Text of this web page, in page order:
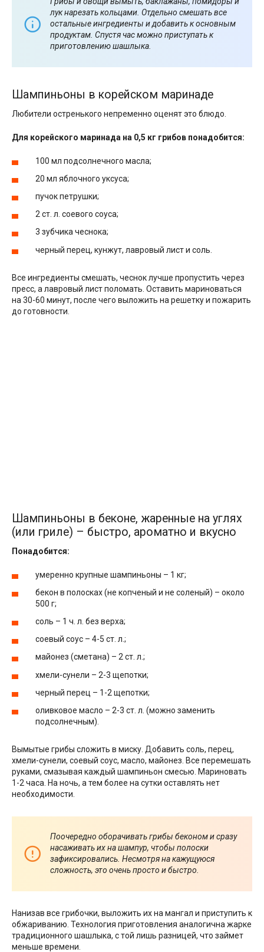
лук нарезать кольцами. Отдельно смешать все
остальные ингредиенты и добавить к основным
продуктам. Спустя час можно приступать к
приготовлению шашлыка.
Шампиньоны в корейском маринаде
Любители остренького непременно оценят это блюдо.
Для корейского маринада на 0,5 кг грибов понадобится:
100 мл подсолнечного масла;
20 мл яблочного уксуса;
пучок петрушки;
2 ст. л. соевого соуса;
3 зубчика чеснока;
черный перец, кунжут, лавровый лист и соль.
Все ингредиенты смешать, чеснок лучше пропустить через
пресс, а лавровый лист поломать. Оставить мариноваться
на 30-60 минут, после чего выложить на решетку и пожарить
до готовности.
Шампиньоны в беконе, жаренные на углях
(или гриле) – быстро, ароматно и вкусно
Понадобится:
умеренно крупные шампиньоны – 1 кг;
бекон в полосках (не копченый и не соленый) – около
500 г;
соль – 1 ч. л. без верха;
соевый соус – 4-5 ст. л.;
майонез (сметана) – 2 ст. л.;
хмели-сунели – 2-3 щепотки;
черный перец – 1-2 щепотки;
оливковое масло – 2-3 ст. л. (можно заменить
подсолнечным).
Вымытые грибы сложить в миску. Добавить соль, перец,
хмели-сунели, соевый соус, масло, майонез. Все перемешать
руками, смазывая каждый шампиньон смесью. Мариновать
1-2 часа. На ночь, а тем более на сутки оставлять нет
необходимости.
Поочередно оборачивать грибы беконом и сразу
насаживать их на шампур, чтобы полоски
зафиксировались. Несмотря на кажущуюся
сложность, это очень просто и быстро.
Нанизав все грибочки, выложить их на мангал и приступить к
обжариванию. Технология приготовления аналогична жарке
традиционного шашлыка, с той лишь разницей, что займет
меньше времени.